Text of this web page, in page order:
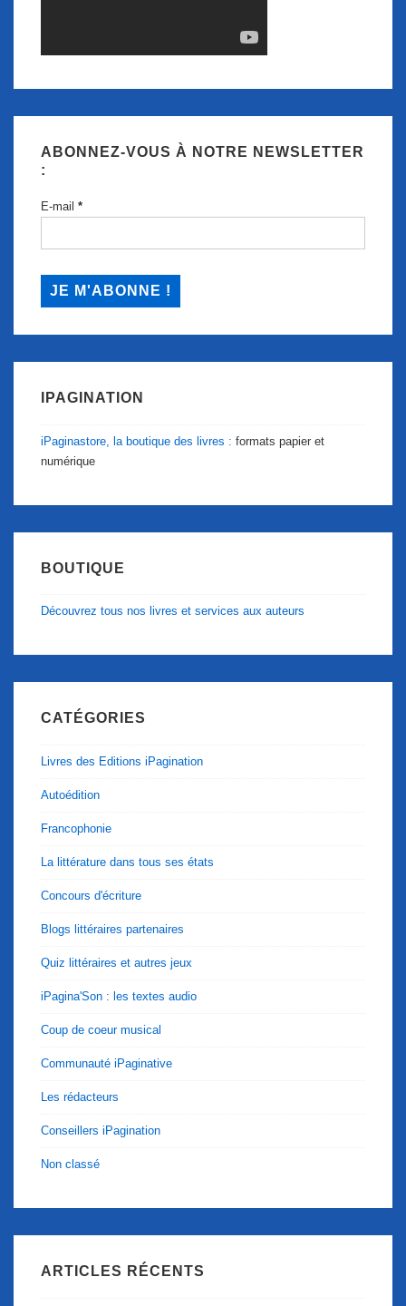
ABONNEZ-VOUS À NOTRE NEWSLETTER
:
E-mail *
IPAGINATION
iPaginastore, la boutique des livres : formats papier et
numérique
BOUTIQUE
Découvrez tous nos livres et services aux auteurs
CATÉGORIES
Livres des Editions iPagination
Autoédition
Francophonie
La littérature dans tous ses états
Concours d'écriture
Blogs littéraires partenaires
Quiz littéraires et autres jeux
iPagina'Son : les textes audio
Coup de coeur musical
Communauté iPaginative
Les rédacteurs
Conseillers iPagination
Non classé
ARTICLES RÉCENTS